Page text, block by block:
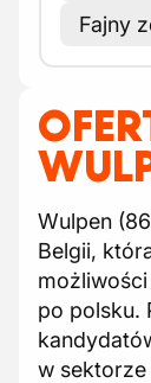
Fajny
Wulpen
Belgii,
po polsku.
w sektorze